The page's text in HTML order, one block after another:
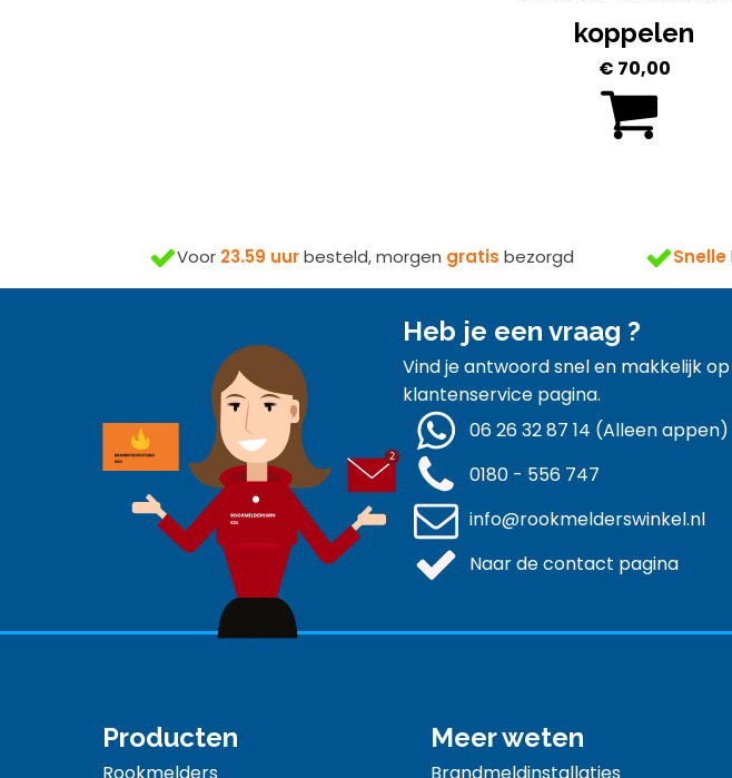
koppelen
€ 70,00
Voor 23.59 uurbesteld, morgen gratis bezorgd Snelle
Heb je een vraag ?
Vind je antwoord snel en makkelijk
klantenservice pagina.
06 26 32 87 14 (Alleen appen)
0180 - 556 747
info@rookmelderswinkel.nl
Naar de contact pagina
Producten Meer weten